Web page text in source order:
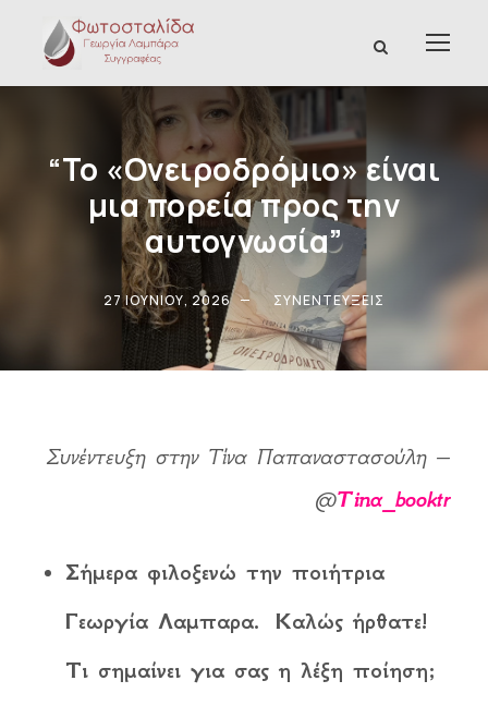
“Το «Ονειροδρόμιο» είναι
μια πορεία προς την
αυτογνωσία”
27 ΙΟΥΝΊΟΥ, 2026 ΣΥΝΕΝΤΕΎΞΕΙΣ
Συνέντευξη στην Τίνα Παπαναστασούλη –
@Tina_booktr
Σήμερα φιλοξενώ την ποιήτρια
Γεωργία Λαμπαρα. Καλώς ήρθατε!
Τι σημαίνει για σας η λέξη ποίηση;